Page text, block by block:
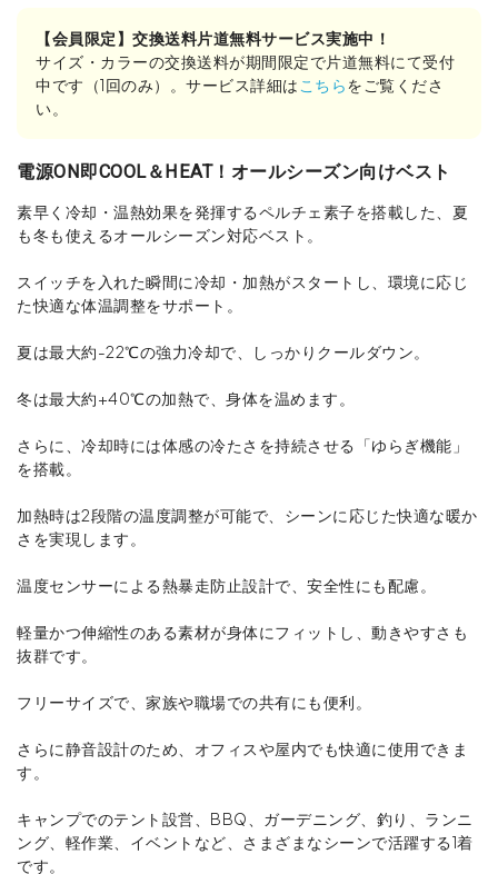
【会員限定】交換送料片道無料サービス実施中！
サイズ・カラーの交換送料が期間限定で片道無料にて受付
中です（1回のみ）。サービス詳細は こちらをご覧くださ
い。
電源ON即COOL＆HEAT！オールシーズン向けベスト
素早く冷却・温熱効果を発揮するペルチェ素子を搭載した、夏
も冬も使えるオールシーズン対応ベスト。
スイッチを入れた瞬間に冷却・加熱がスタートし、環境に応じ
た快適な体温調整をサポート。
夏は最大約-22℃の強力冷却で、しっかりクールダウン。
冬は最大約+40℃の加熱で、身体を温めます。
さらに、冷却時には体感の冷たさを持続させる「ゆらぎ機能」
を搭載。
加熱時は2段階の温度調整が可能で、シーンに応じた快適な暖か
さを実現します。
温度センサーによる熱暴走防止設計で、安全性にも配慮。
軽量かつ伸縮性のある素材が身体にフィットし、動きやすさも
抜群です。
フリーサイズで、家族や職場での共有にも便利。
さらに静音設計のため、オフィスや屋内でも快適に使用できま
す。
キャンプでのテント設営、BBQ、ガーデニング、釣り、ランニ
ング、軽作業、イベントなど、さまざまなシーンで活躍する1着
です。